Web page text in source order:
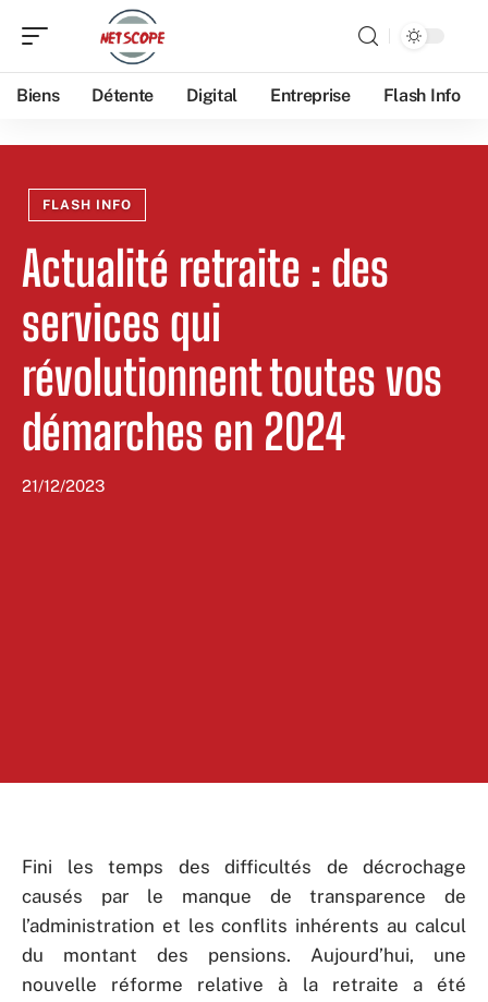
Biens Détente Digital Entreprise Flash Info
FLASH INFO
Actualité retraite : des
services qui
révolutionnent toutes vos
démarches en 2024
21/12/2023
Fini les temps des difficultés de décrochage
causés par le manque de transparence de
l’administration et les conflits inhérents au calcul
du montant des pensions. Aujourd’hui, une
nouvelle réforme relative à la retraite a été